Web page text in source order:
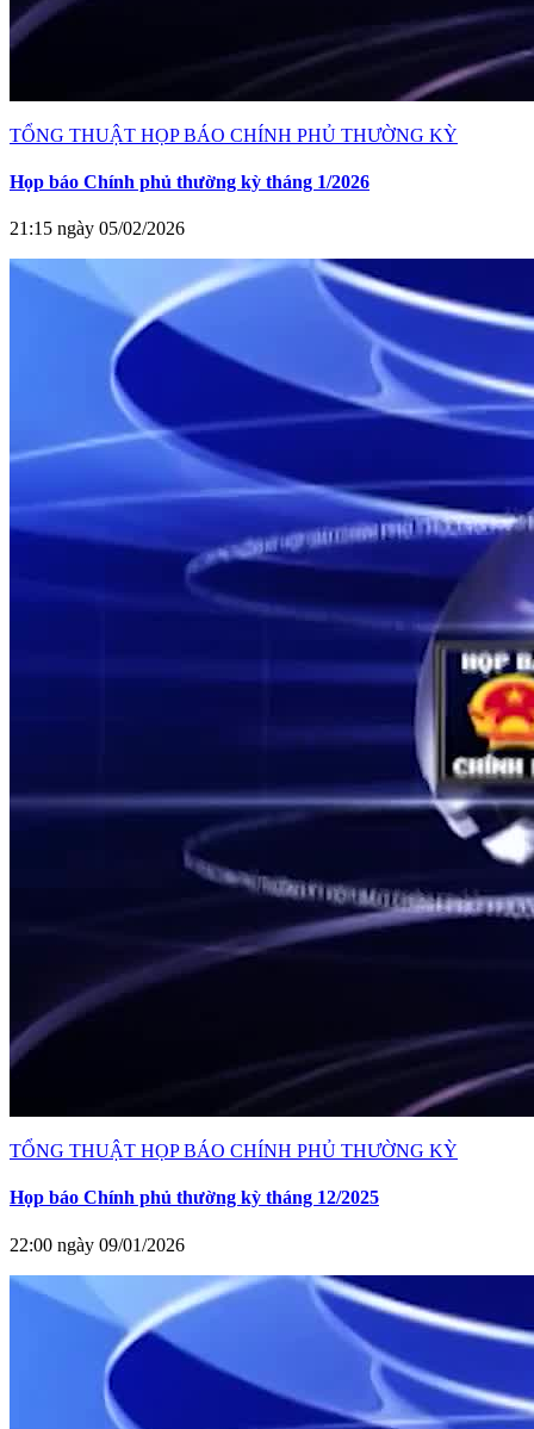
TỔNG THUẬT HỌP BÁO CHÍNH PHỦ THƯỜNG KỲ
Họp báo Chính phủ thường kỳ tháng 1/2026
21:15 ngày 05/02/2026
TỔNG THUẬT HỌP BÁO CHÍNH PHỦ THƯỜNG KỲ
Họp báo Chính phủ thường kỳ tháng 12/2025
22:00 ngày 09/01/2026